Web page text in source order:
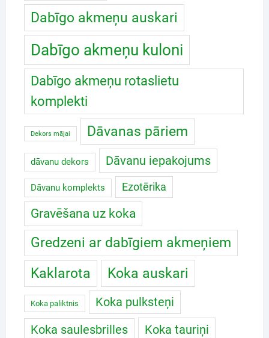
Dabīgo akmeņu auskari
Dabīgo akmeņu kuloni
Dabīgo akmeņu rotaslietu
komplekti
Dekors mājai Dāvanas pāriem
dāvanu dekors Dāvanu iepakojums
Dāvanu komplekts Ezotērika
Gravēšana uz koka
Gredzeni ar dabīgiem akmeņiem
Kaklarota
Koka auskari
Koka paliktnis
Koka pulksteņi
Koka saulesbrilles
Koka tauriņi